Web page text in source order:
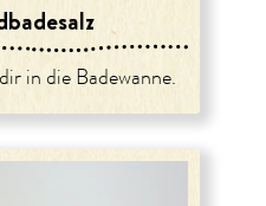
in die Badewanne.